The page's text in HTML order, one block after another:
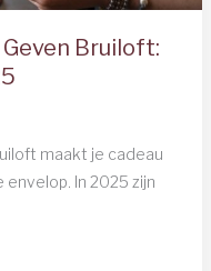
Bruiloft:
maakt je cadeau
In 2025 zijn